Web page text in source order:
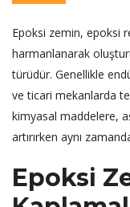
Epoksi zemin, epoksi
harmanlanarak
türüdür. Genellikle
ve ticari mekanlarda
kimyasal maddelere,
artırırken aynı
Epoksi